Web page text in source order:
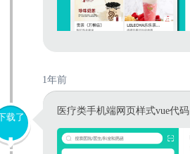
1年前
载了
医疗类手机端网页样式vue代码